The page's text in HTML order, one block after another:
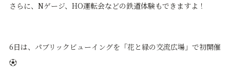
さらに、Nゲージ、HO運転会などの鉄道体験もできますよ！
6日は、パブリックビューイングを「花と緑の交流広場」で初開催
⚽